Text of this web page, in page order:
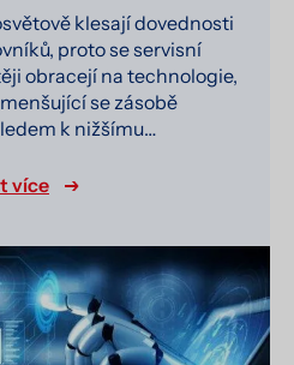
klesají dovednosti
proto se servisní
obracejí na technologie,
se zásobě
k nižšímu…
více